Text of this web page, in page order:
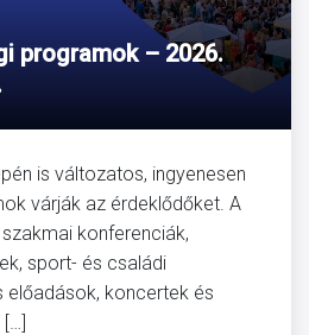
programok – 2026.
is változatos, ingyenesen
várják az érdeklődőket. A
konferenciák,
sport- és családi
előadások, koncertek és